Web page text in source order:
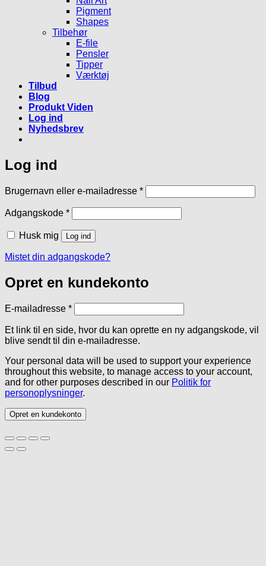
Pigment
Shapes
Tilbehør
E-file
Pensler
Tipper
Værktøj
Tilbud
Blog
Produkt Viden
Log ind
Nyhedsbrev
Log ind
Brugernavn eller e-mailadresse *Påkrævet
Adgangskode *Påkrævet
Husk mig Log ind
Mistet din adgangskode?
Opret en kundekonto
E-mailadresse *Påkrævet
Et link til en side, hvor du kan oprette en ny adgangskode, vil
blive sendt til din e-mailadresse.
Your personal data will be used to support your experience
throughout this website, to manage access to your account,
and for other purposes described in our Politik for
personoplysninger.
Opret en kundekonto